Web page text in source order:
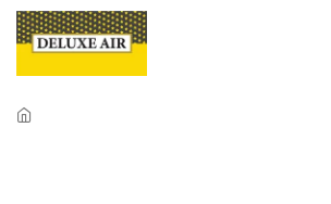
Skip to main content